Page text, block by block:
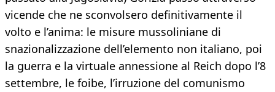
vicende che ne sconvolsero definitivamente il
volto e l’anima: le misure mussoliniane di
snazionalizzazione dell’elemento non italiano, poi
la guerra e la virtuale annessione al Reich dopo l’8
settembre, le foibe, l’irruzione del comunismo